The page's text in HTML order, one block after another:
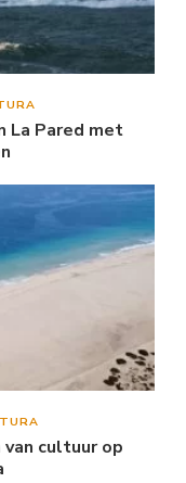
La Pared met
cultuur op